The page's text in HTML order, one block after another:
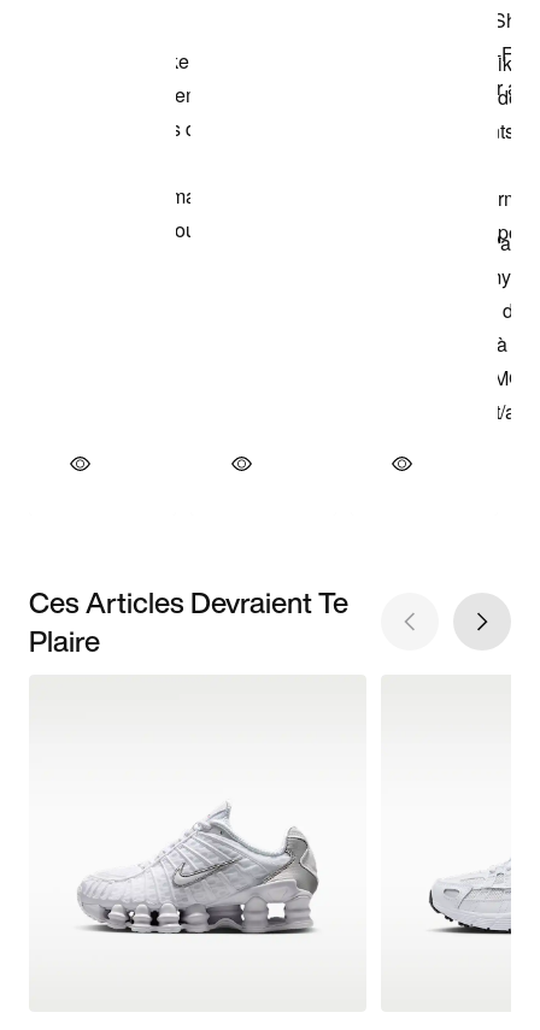
Ces Articles Devraient Te
Plaire